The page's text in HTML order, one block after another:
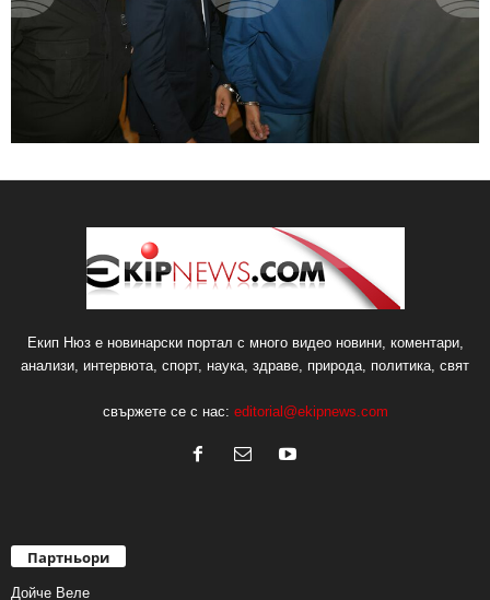
Екип Нюз е новинарски портал с много видео новини, коментари,
анализи, интервюта, спорт, наука, здраве, природа, политика, свят
свържете се с нас: editorial@ekipnews.com
Партньори
Дойче Веле